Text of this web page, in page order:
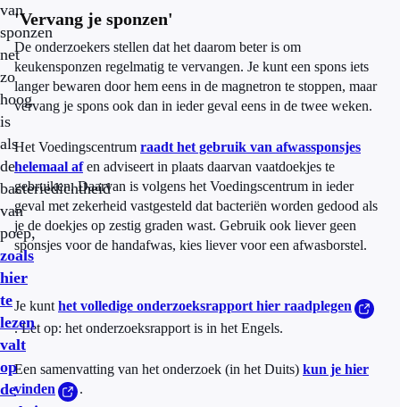
van
sponzen
net
zo
hoog
is
als
de
bacteriedichtheid
van
poep,
zoals
hier
te
lezen
valt
op
de
'Vervang je sponzen'
De onderzoekers stellen dat het daarom beter is om
keukensponzen regelmatig te vervangen. Je kunt een spons iets
langer bewaren door hem eens in de magnetron te stoppen, maar
vervang je spons ook dan in ieder geval eens in de twee weken.
Het Voedingscentrum raadt het gebruik van afwassponsjes
helemaal afen adviseert in plaats daarvan vaatdoekjes te
gebruiken. Daarvan is volgens het Voedingscentrum in ieder
geval met zekerheid vastgesteld dat bacteriën worden gedood als
je de doekjes op zestig graden wast. Gebruik ook liever geen
sponsjes voor de handafwas, kies liever voor een afwasborstel.
Je kunt het volledige onderzoeksrapport hier raadplegen
. Let op: het onderzoeksrapport is in het Engels.
Een samenvatting van het onderzoek (in het Duits) kun je hier
vinden
.